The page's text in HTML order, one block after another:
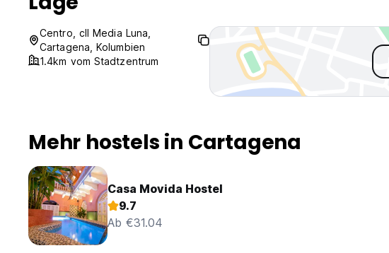
Centro, cll Media Luna,
Cartagena, Kolumbien
1.4km vom Stadtzentrum
Mehr hostels in Cartagena
Casa Movida Hostel
9.7
Ab €31.04